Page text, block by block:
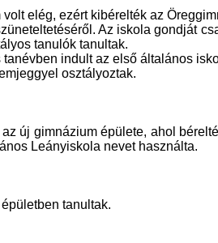
elég, ezért kibérelték az
Az iskola gondját
tanulók tanultak.
indult az első általános
osztályoztak.
új gimnázium épülete, ahol
Leányiskola nevet használta.
tanultak.